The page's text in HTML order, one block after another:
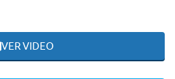
VER VIDEO